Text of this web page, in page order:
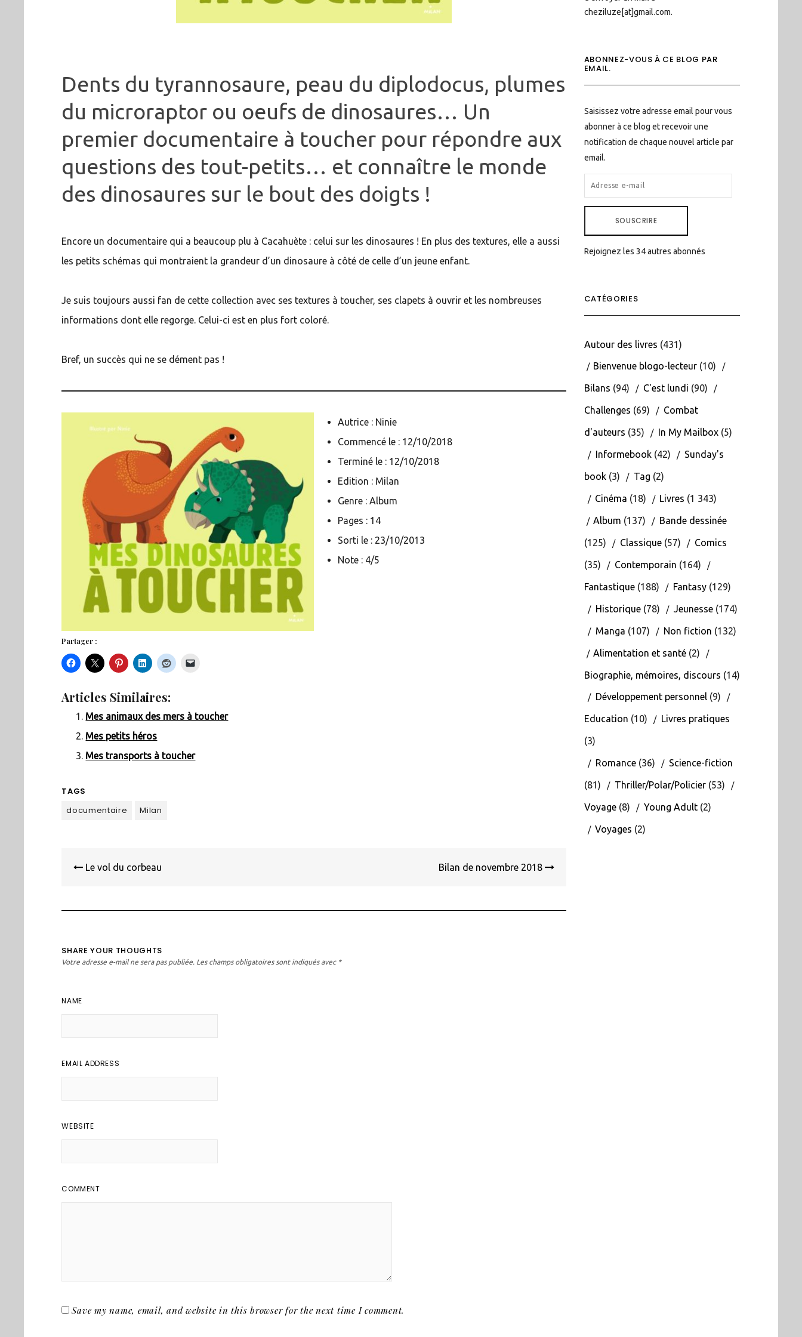
Dents du tyrannosaure, peau du diplodocus, plumes
du microraptor ou oeufs de dinosaures… Un
premier documentaire à toucher pour répondre aux
questions des tout-petits… et connaître le monde
des dinosaures sur le bout des doigts !
Encore un documentaire qui a beaucoup plu à Cacahuète : celui sur les dinosaures ! En plus des textures, elle a aussi
les petits schémas qui montraient la grandeur d’un dinosaure à côté de celle d’un jeune enfant.
Je suis toujours aussi fan de cette collection avec ses textures à toucher, ses clapets à ouvrir et les nombreuses
informations dont elle regorge. Celui-ci est en plus fort coloré.
Bref, un succès qui ne se dément pas !
Autrice : Ninie
Commencé le : 12/10/2018
Terminé le : 12/10/2018
Edition : Milan
Genre : Album
Pages : 14
Sorti le : 23/10/2013
Note : 4/5
Partager :
Articles Similaires:
Mes animaux des mers à toucher
Mes petits héros
Mes transports à toucher
TAGS
documentaire
Milan
de
Le vol du corbeau Bilan de novembre 2018
SHARE YOUR THOUGHTS
Votre adresse e-mail ne sera pas publiée. Les champs obligatoires sont indiqués avec *
NAME
EMAIL ADDRESS
WEBSITE
COMMENT
Save my name, email, and website in this browser for the next time I comment.
cheziluze[at]gmail.com.
ABONNEZ-VOUS À CE BLOG PAR
EMAIL.
Saisissez votre adresse email pour vous
abonner à ce blog et recevoir une
notification de chaque nouvel article par
email.
ADRESSE
E-
SOUSCRIRE
Rejoignez les 34 autres abonnés
CATÉGORIES
Autour des livres (431)
Bienvenue blogo-lecteur(10)
Bilans (94) C'est lundi (90)
Challenges (69) Combat
d'auteurs (35) In My Mailbox(5)
Informebook(42) Sunday's
book(3) Tag (2)
Cinéma (18) Livres (1 343)
Album (137) Bande dessinée
(125) Classique(57) Comics
(35) Contemporain (164)
Fantastique(188) Fantasy(129)
Historique(78) Jeunesse(174)
Manga (107) Non fiction (132)
Alimentation et santé(2)
Biographie, mémoires, discours (14)
Développement personnel(9)
Education (10) Livres pratiques
(3)
Romance(36) Science-fiction
(81) Thriller/Polar/Policier(53)
Voyage(8) Young Adult(2)
Voyages (2)